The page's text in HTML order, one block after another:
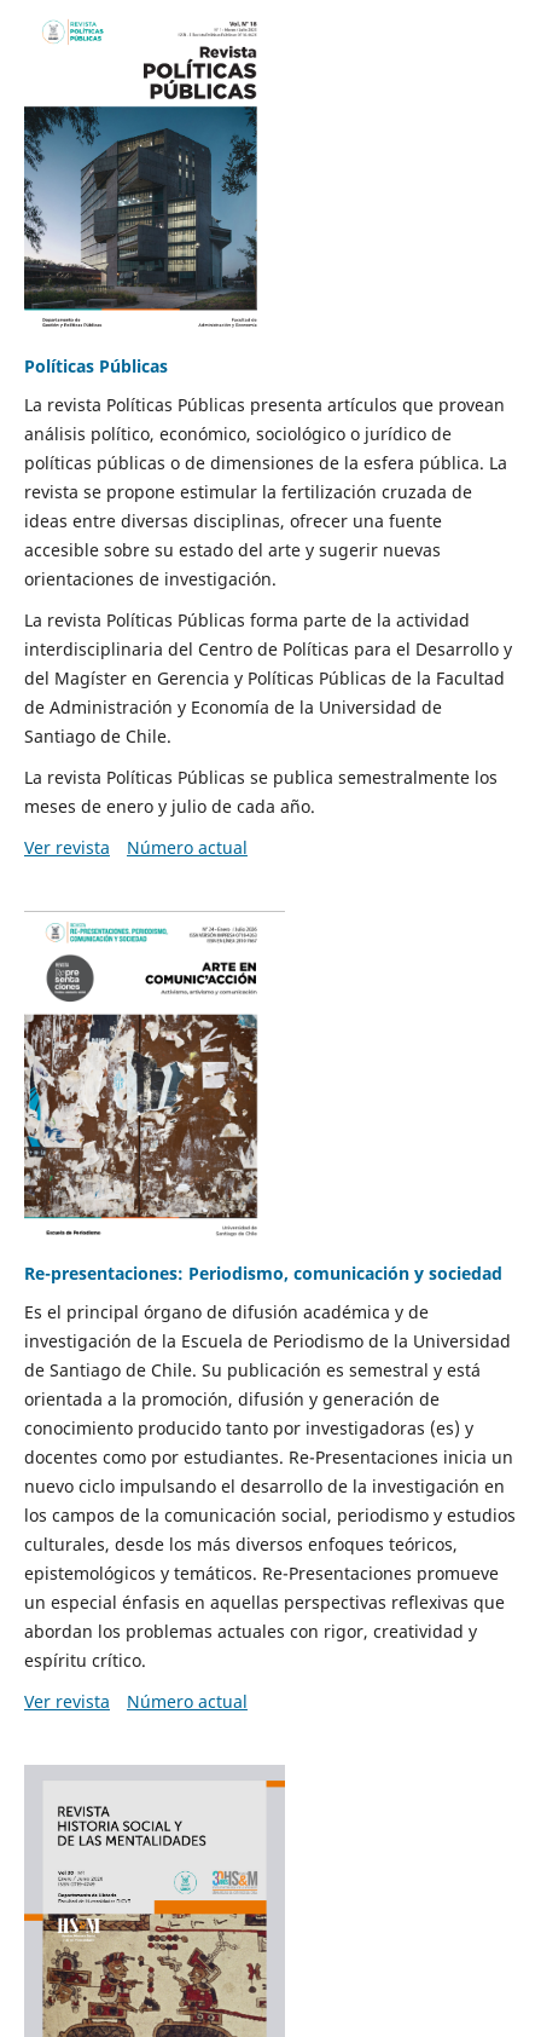
Políticas Públicas
La revista Políticas Públicas presenta artículos que provean
análisis político, económico, sociológico o jurídico de
políticas públicas o de dimensiones de la esfera pública. La
revista se propone estimular la fertilización cruzada de
ideas entre diversas disciplinas, ofrecer una fuente
accesible sobre su estado del arte y sugerir nuevas
orientaciones de investigación.
La revista Políticas Públicas forma parte de la actividad
interdisciplinaria del Centro de Políticas para el Desarrollo y
del Magíster en Gerencia y Políticas Públicas de la Facultad
de Administración y Economía de la Universidad de
Santiago de Chile.
La revista Políticas Públicas se publica semestralmente los
meses de enero y julio de cada año.
Ver revista
Número actual
Re-presentaciones: Periodismo, comunicación y sociedad
Es el principal órgano de difusión académica y de
investigación de la Escuela de Periodismo de la Universidad
de Santiago de Chile. Su publicación es semestral y está
orientada a la promoción, difusión y generación de
conocimiento producido tanto por investigadoras (es) y
docentes como por estudiantes. Re-Presentaciones inicia un
nuevo ciclo impulsando el desarrollo de la investigación en
los campos de la comunicación social, periodismo y estudios
culturales, desde los más diversos enfoques teóricos,
epistemológicos y temáticos. Re-Presentaciones promueve
un especial énfasis en aquellas perspectivas reflexivas que
abordan los problemas actuales con rigor, creatividad y
espíritu crítico.
Ver revista
Número actual